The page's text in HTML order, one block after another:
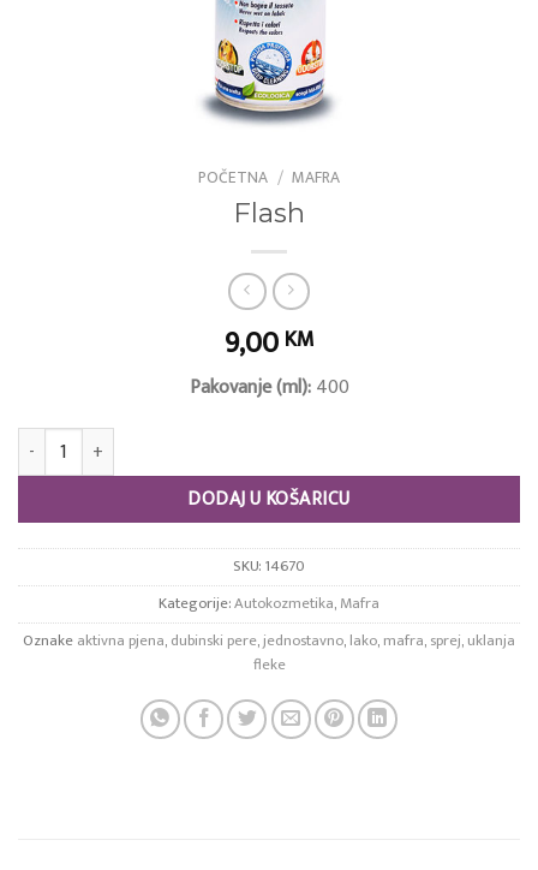
POČETNA / MAFRA
Flash
9,00 KM
Pakovanje (ml):400
Flash količina
DODAJ U KOŠARICU
SKU:14670
Kategorije:Autokozmetika,Mafra
Oznakeaktivna pjena,dubinski pere,jednostavno,lako,mafra,sprej,uklanja
fleke